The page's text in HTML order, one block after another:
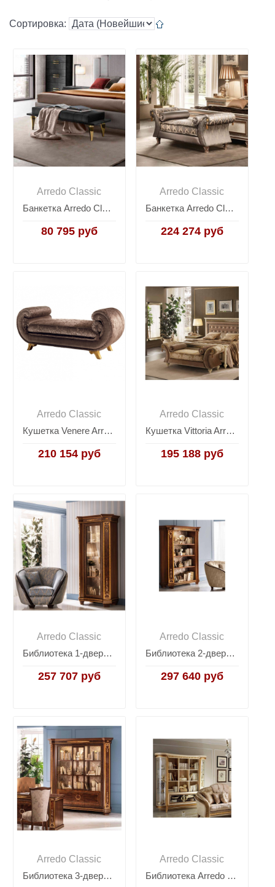
Сортировка:
Arredo Classic
Банкетка Arredo Classic Adora Moderna, ножки GOLD
80 795 руб
Arredo Classic
Банкетка Arredo Classic Dolce Vita (Дольче Вита), ткань
224 274 руб
Arredo Classic
Кушетка Venere Arredo Classic Fantasia
210 154 руб
Arredo Classic
Кушетка Vittoria Arredo Classic Fantasia
195 188 руб
Arredo Classic
Библиотека 1-дверная Arredo Classic Modigliani
257 707 руб
Arredo Classic
Библиотека 2-дверная Arredo Classic Modigliani
297 640 руб
Arredo Classic
Библиотека 3-дверная Arredo Classic Modigliani
Arredo Classic
Библиотека Arredo Classic Melodia